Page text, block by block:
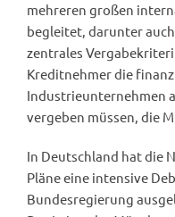
mehreren großen
begleitet, darunter
zentrales
Kreditnehmer die
Industrieunternehmen
vergeben müssen, die
In Deutschland hat die
Pläne eine intensive
Bundesregierung